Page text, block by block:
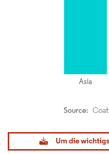
Bild © Mordor Intelligence.